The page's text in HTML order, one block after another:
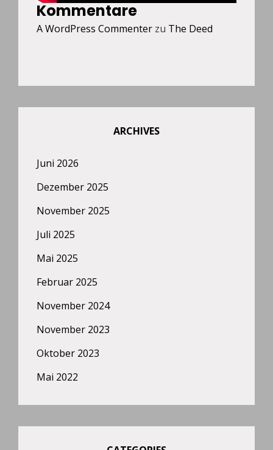
Kommentare
A WordPress Commenter zu The Deed
ARCHIVES
Juni 2026
Dezember 2025
November 2025
Juli 2025
Mai 2025
Februar 2025
November 2024
November 2023
Oktober 2023
Mai 2022